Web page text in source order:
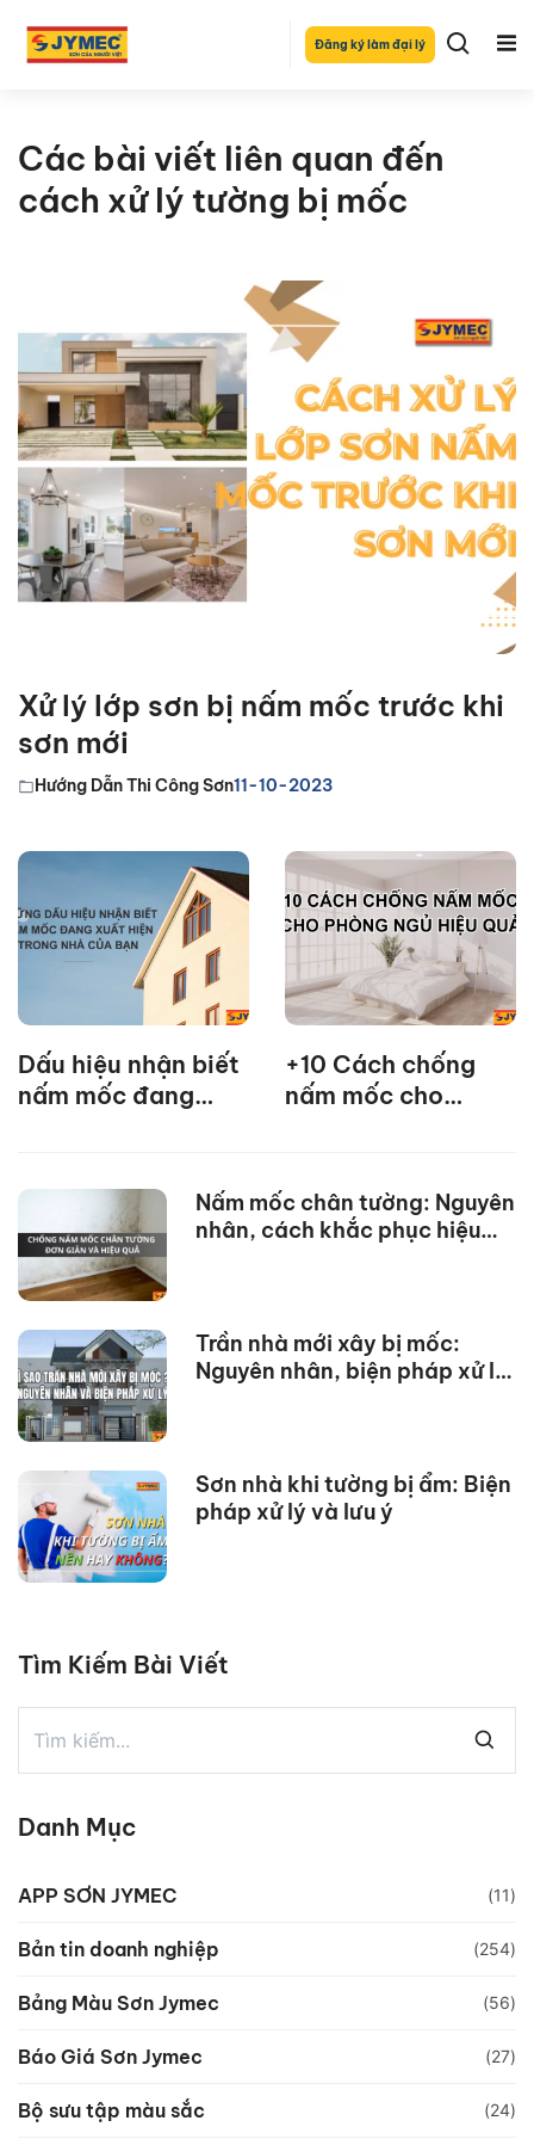
Đăng ký làm đại lý
Các bài viết liên quan đến
cách xử lý tường bị mốc
Xử lý lớp sơn bị nấm mốc trước khi
sơn mới
Hướng Dẫn Thi Công Sơn11-10-2023
Dấu hiệu nhận biết
nấm mốc đang
+10 Cách chống
nấm mốc cho
Nấm mốc chân tường: Nguyên
nhân, cách khắc phục hiệu
Trần nhà mới xây bị mốc:
Nguyên nhân, biện pháp xử lý
Sơn nhà khi tường bị ẩm: Biện
pháp xử lý và lưu ý
Tìm Kiếm Bài Viết
Danh Mục
APP SƠN JYMEC (11)
Bản tin doanh nghiệp (254)
Bảng Màu Sơn Jymec (56)
Báo Giá Sơn Jymec (27)
Bộ sưu tập màu sắc (24)